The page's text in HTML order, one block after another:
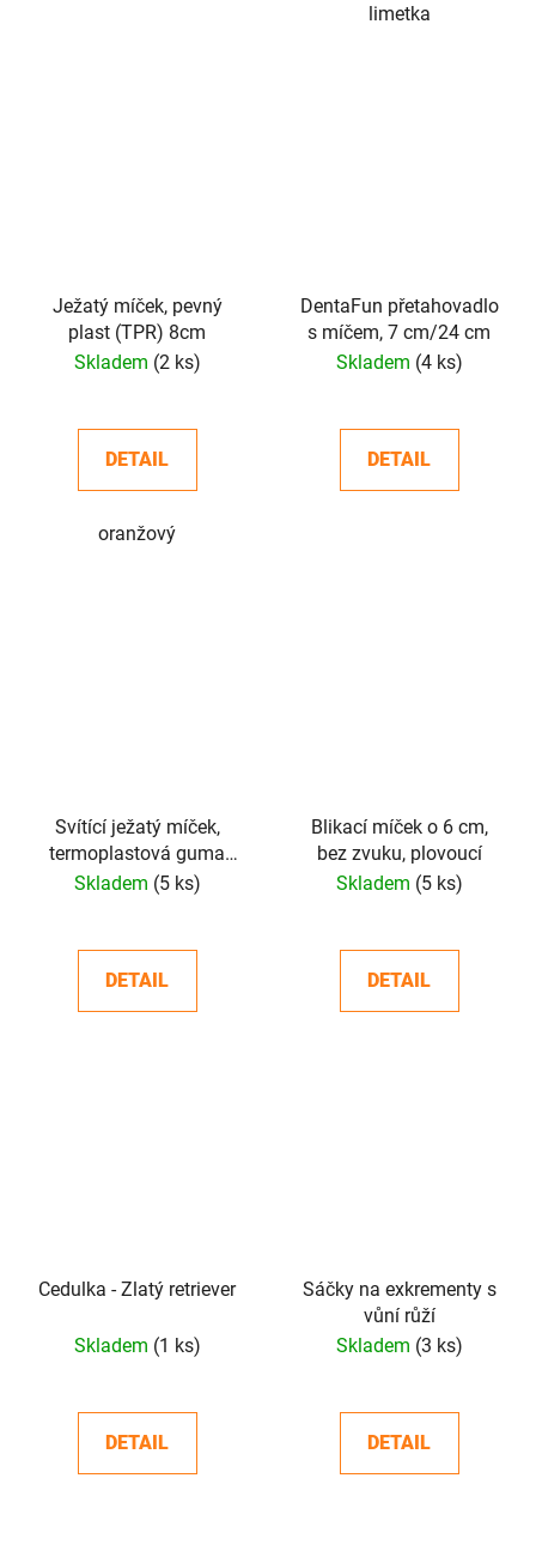
limetka
Ježatý míček, pevný
plast (TPR) 8cm
Skladem (2 ks)
DETAIL
oranžový
DentaFun přetahovadlo
s míčem, 7 cm/24 cm
Skladem (4 ks)
DETAIL
Svítící ježatý míček,
termoplastová guma
(TPR) 5 cm
Skladem (5 ks)
DETAIL
Blikací míček o 6 cm,
bez zvuku, plovoucí
Skladem (5 ks)
DETAIL
Cedulka - Zlatý retriever
Skladem (1 ks)
DETAIL
Sáčky na exkrementy s
vůní růží
Skladem (3 ks)
DETAIL